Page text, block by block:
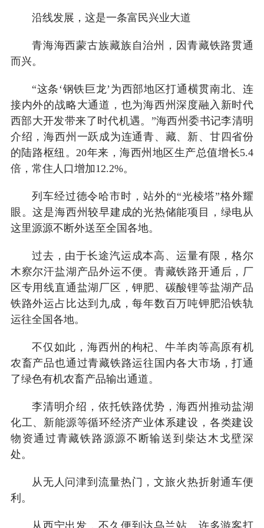
沿线发展，这是一条富民兴业大道
青海海西蒙古族藏族自治州，因青藏铁路贯通
而兴。
“这条‘钢铁巨龙’为西部地区打通横贯南北、连
接内外的战略大通道，也为海西州深度融入新时代
西部大开发带来了时代机遇。”海西州委书记李清明
介绍，海西州一跃成为连通青、藏、新、甘四省份
的陆路枢纽。20年来，海西州地区生产总值增长5.4
倍，常住人口增加12.2%。
列车经过德令哈市时，站外的“光棱塔”格外耀
眼。这是海西州较早建成的光热储能项目，绿电从
这里源源不断外送至全国各地。
过去，由于长途汽运成本高、运量有限，格尔
木察尔汗盐湖产品外运不便。青藏铁路开通后，厂
区专用线直通盐湖厂区，钾肥、碳酸锂等盐湖产品
铁路外运占比达到九成，每年数百万吨钾肥沿铁轨
运往全国各地。
不仅如此，海西州的枸杞、牛羊肉等高原有机
农畜产品也通过青藏铁路运往国内各大市场，打通
了绿色有机农畜产品输出通道。
李清明介绍，依托铁路优势，海西州推动盐湖
化工、新能源等循环经济产业体系建设，各类建设
物资通过青藏铁路源源不断输送到柴达木戈壁深
处。
从无人问津到流量热门，文旅火热折射通车便
利。
从西宁出发，不久便到达乌兰站。许多游客打